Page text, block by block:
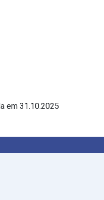
em 31.10.2025